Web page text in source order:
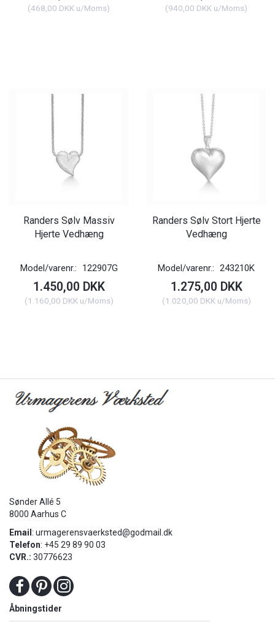
(468,00 DKK u/Moms) (940,00 DKK u/Moms)
Randers Sølv Massiv
Hjerte Vedhæng
Model/varenr.: 122907G
1.450,00 DKK
(1.160,00 DKKu/Moms)
Randers Sølv Stort Hjerte
Vedhæng
Model/varenr.: 243210K
1.275,00 DKK
(1.020,00 DKKu/Moms)
Sønder Allé 5
8000 Aarhus C
Email : urmagerensvaerksted@godmail.dk
Telefon: +45 29 89 90 03
CVR.: 30776623
Åbningstider